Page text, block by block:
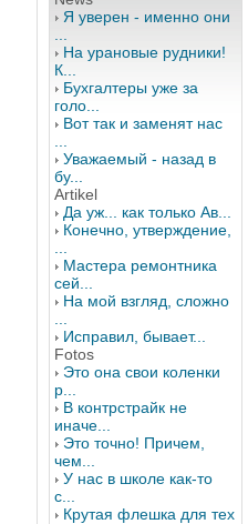
Я уверен - именно они
На урановые рудники!
К...
Бухгалтеры уже за
голо...
Вот так и заменят нас
Уважаемый - назад в
бу...
Artikel
Да уж... как только Ав...
Конечно, утверждение,
Мастера ремонтника
сей...
На мой взгляд, сложно
Исправил, бывает...
Fotos
Это она свои коленки
р...
В контрстрайк не
иначе...
Это точно! Причем,
чем...
У нас в школе как-то
с...
Крутая флешка для тех